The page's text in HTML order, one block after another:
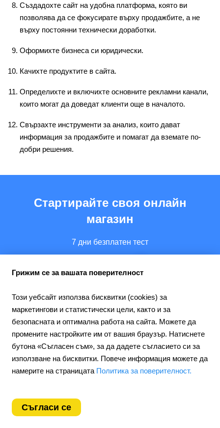
Създадохте сайт на удобна платформа, която ви
позволява да се фокусирате върху продажбите, а не
върху постоянни технически доработки.
Оформихте бизнеса си юридически.
Качихте продуктите в сайта.
Определихте и включихте основните рекламни канали,
които могат да доведат клиенти още в началото.
Свързахте инструменти за анализ, които дават
информация за продажбите и помагат да вземате по-
добри решения.
Стартирайте своя онлайн
магазин
7 дни безплатен тест
Грижим се за вашата поверителност
Този уебсайт използва бисквитки (cookies) за
маркетингови и статистически цели, както и за
безопасната и оптимална работа на сайта. Можете да
промените настройките им от вашия браузър. Натиснете
бутона «Съгласен съм», за да дадете съгласието си за
използване на бисквитки. Повече информация можете да
намерите на страницата Политика за поверителност.
Съгласи се